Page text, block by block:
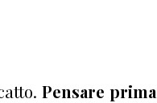
Pensare prima